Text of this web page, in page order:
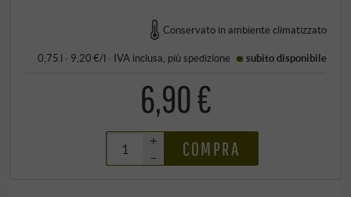
Conservato in ambiente climatizzato
0,75 l · 9,20 €/l · IVA inclusa, piùspedizione subito disponibile
6,90 €
+
–
COMPRA